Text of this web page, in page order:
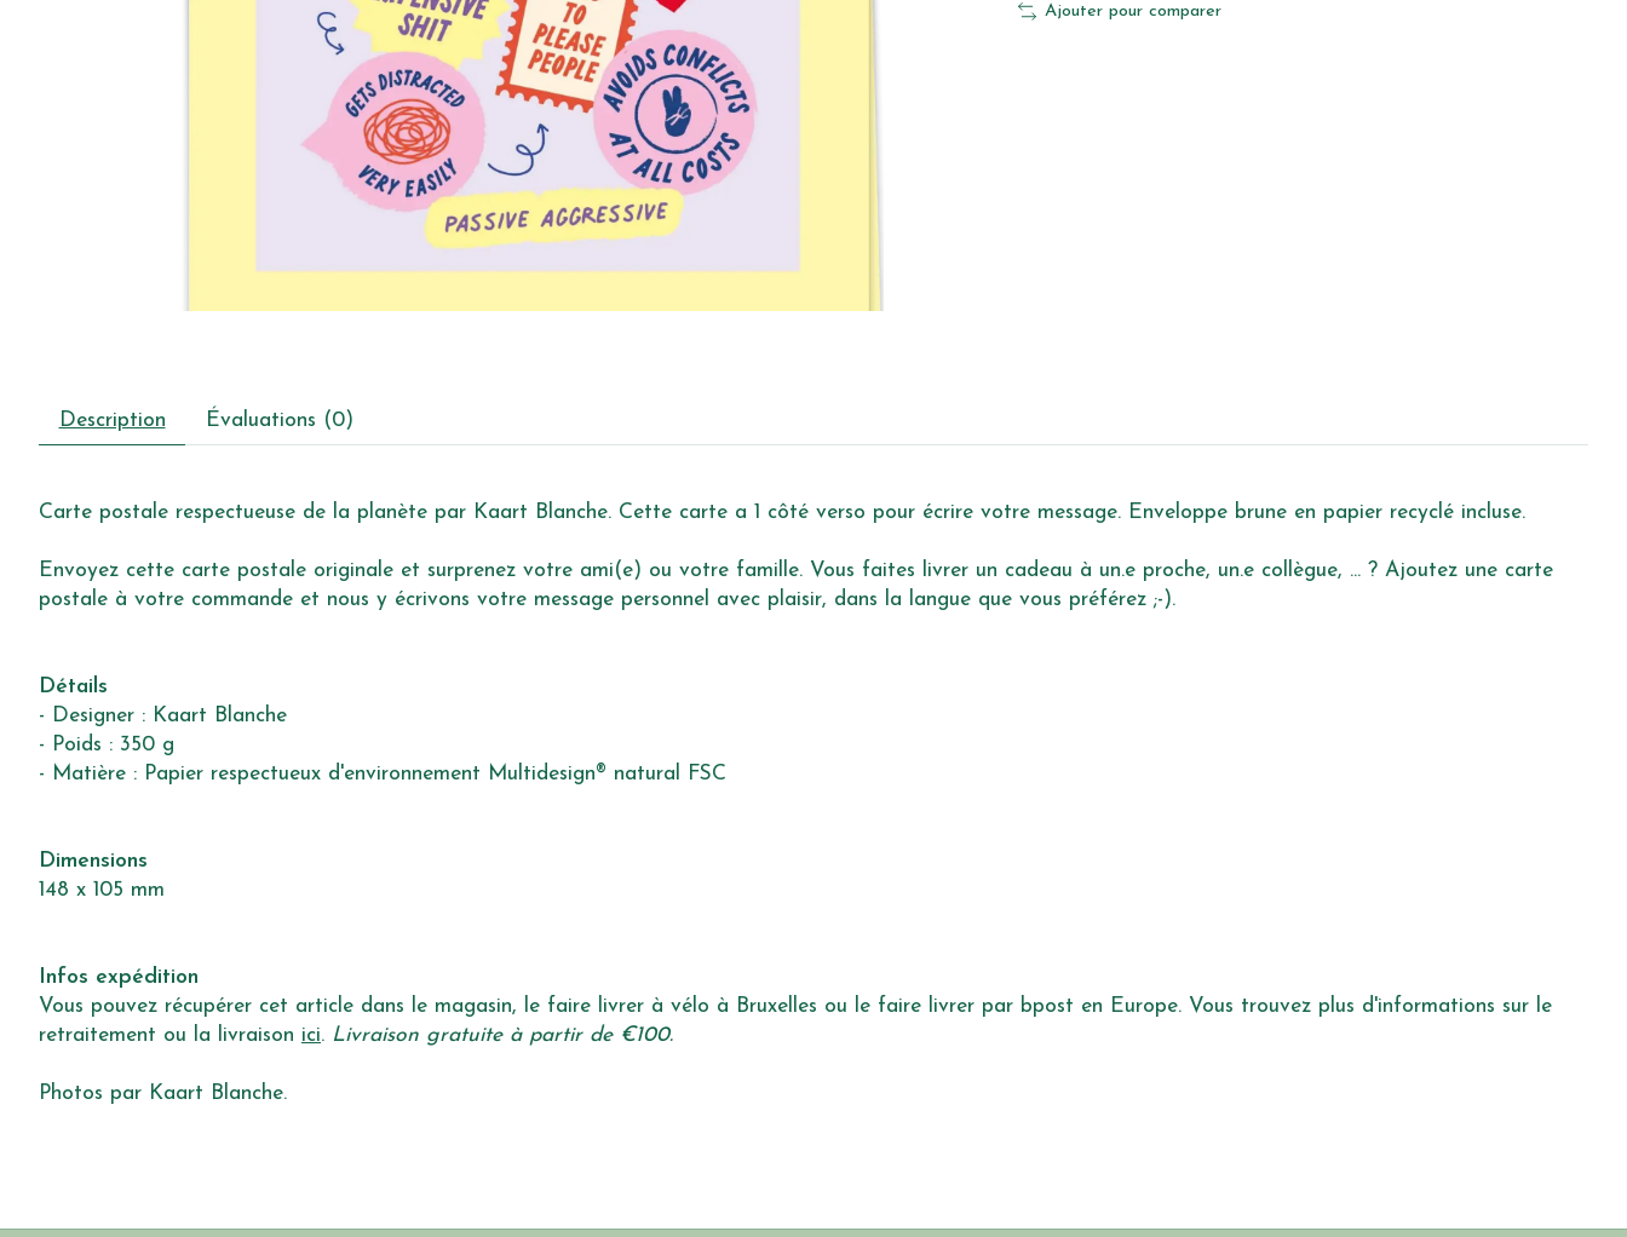
Ajouter pour comparer
Description Évaluations (0)
Carte postale respectueuse de la planète par Kaart Blanche. Cette carte a 1 côté verso pour écrire votre message. Enveloppe brune en papier recyclé incluse.
Envoyez cette carte postale originale et surprenez votre ami(e) ou votre famille. Vous faites livrer un cadeau à un.e proche, un.e collègue, ... ? Ajoutez une carte
postale à votre commande et nous y écrivons votre message personnel avec plaisir, dans la langue que vous préférez ;-).
Détails
- Designer : Kaart Blanche
- Poids : 350 g
- Matière : Papier respectueux d'environnement Multidesign® natural FSC
Dimensions
148 x 105 mm
Infos expédition
Vous pouvez récupérer cet article dans le magasin, le faire livrer à vélo à Bruxelles ou le faire livrer par bpost en Europe. Vous trouvez plus d'informations sur le
retraitement ou la livraison ici. Livraison gratuite à partir de €100.
Photos par Kaart Blanche.